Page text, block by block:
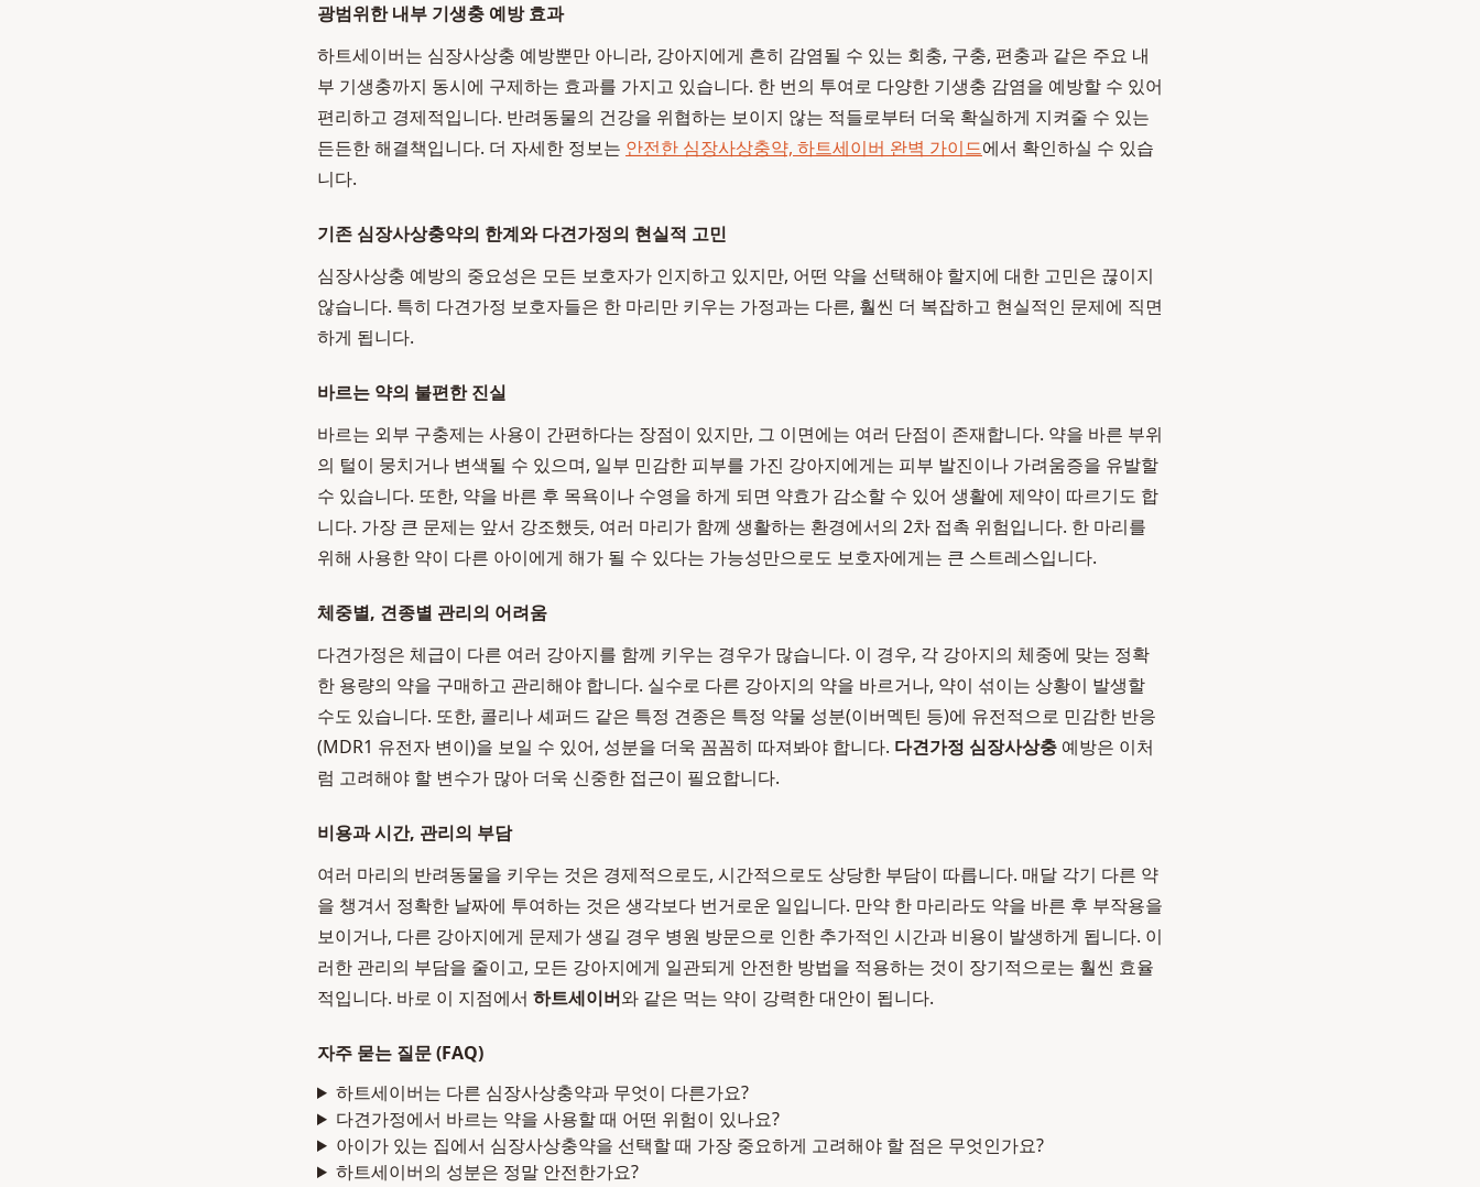
광범위한 내부 기생충 예방 효과
하트세이버는 심장사상충 예방뿐만 아니라, 강아지에게 흔히 감염될 수 있는 회충, 구충, 편충과 같은 주요 내
부 기생충까지 동시에 구제하는 효과를 가지고 있습니다. 한 번의 투여로 다양한 기생충 감염을 예방할 수 있어
편리하고 경제적입니다. 반려동물의 건강을 위협하는 보이지 않는 적들로부터 더욱 확실하게 지켜줄 수 있는
든든한 해결책입니다. 더 자세한 정보는 안전한 심장사상충약, 하트세이버 완벽 가이드에서 확인하실 수 있습
니다.
기존 심장사상충약의 한계와 다견가정의 현실적 고민
심장사상충 예방의 중요성은 모든 보호자가 인지하고 있지만, 어떤 약을 선택해야 할지에 대한 고민은 끊이지
않습니다. 특히 다견가정 보호자들은 한 마리만 키우는 가정과는 다른, 훨씬 더 복잡하고 현실적인 문제에 직면
하게 됩니다.
바르는 약의 불편한 진실
바르는 외부 구충제는 사용이 간편하다는 장점이 있지만, 그 이면에는 여러 단점이 존재합니다. 약을 바른 부위
의 털이 뭉치거나 변색될 수 있으며, 일부 민감한 피부를 가진 강아지에게는 피부 발진이나 가려움증을 유발할
수 있습니다. 또한, 약을 바른 후 목욕이나 수영을 하게 되면 약효가 감소할 수 있어 생활에 제약이 따르기도 합
니다. 가장 큰 문제는 앞서 강조했듯, 여러 마리가 함께 생활하는 환경에서의 2차 접촉 위험입니다. 한 마리를
위해 사용한 약이 다른 아이에게 해가 될 수 있다는 가능성만으로도 보호자에게는 큰 스트레스입니다.
체중별, 견종별 관리의 어려움
다견가정은 체급이 다른 여러 강아지를 함께 키우는 경우가 많습니다. 이 경우, 각 강아지의 체중에 맞는 정확
한 용량의 약을 구매하고 관리해야 합니다. 실수로 다른 강아지의 약을 바르거나, 약이 섞이는 상황이 발생할
수도 있습니다. 또한, 콜리나 셰퍼드 같은 특정 견종은 특정 약물 성분(이버멕틴 등)에 유전적으로 민감한 반응
(MDR1 유전자 변이)을 보일 수 있어, 성분을 더욱 꼼꼼히 따져봐야 합니다. 다견가정 심장사상충 예방은 이처
럼 고려해야 할 변수가 많아 더욱 신중한 접근이 필요합니다.
비용과 시간, 관리의 부담
여러 마리의 반려동물을 키우는 것은 경제적으로도, 시간적으로도 상당한 부담이 따릅니다. 매달 각기 다른 약
을 챙겨서 정확한 날짜에 투여하는 것은 생각보다 번거로운 일입니다. 만약 한 마리라도 약을 바른 후 부작용을
보이거나, 다른 강아지에게 문제가 생길 경우 병원 방문으로 인한 추가적인 시간과 비용이 발생하게 됩니다. 이
러한 관리의 부담을 줄이고, 모든 강아지에게 일관되게 안전한 방법을 적용하는 것이 장기적으로는 훨씬 효율
적입니다. 바로 이 지점에서 하트세이버와 같은 먹는 약이 강력한 대안이 됩니다.
자주 묻는 질문 (FAQ)
하트세이버는 다른 심장사상충약과 무엇이 다른가요?
다견가정에서 바르는 약을 사용할 때 어떤 위험이 있나요?
아이가 있는 집에서 심장사상충약을 선택할 때 가장 중요하게 고려해야 할 점은 무엇인가요?
하트세이버의 성분은 정말 안전한가요?